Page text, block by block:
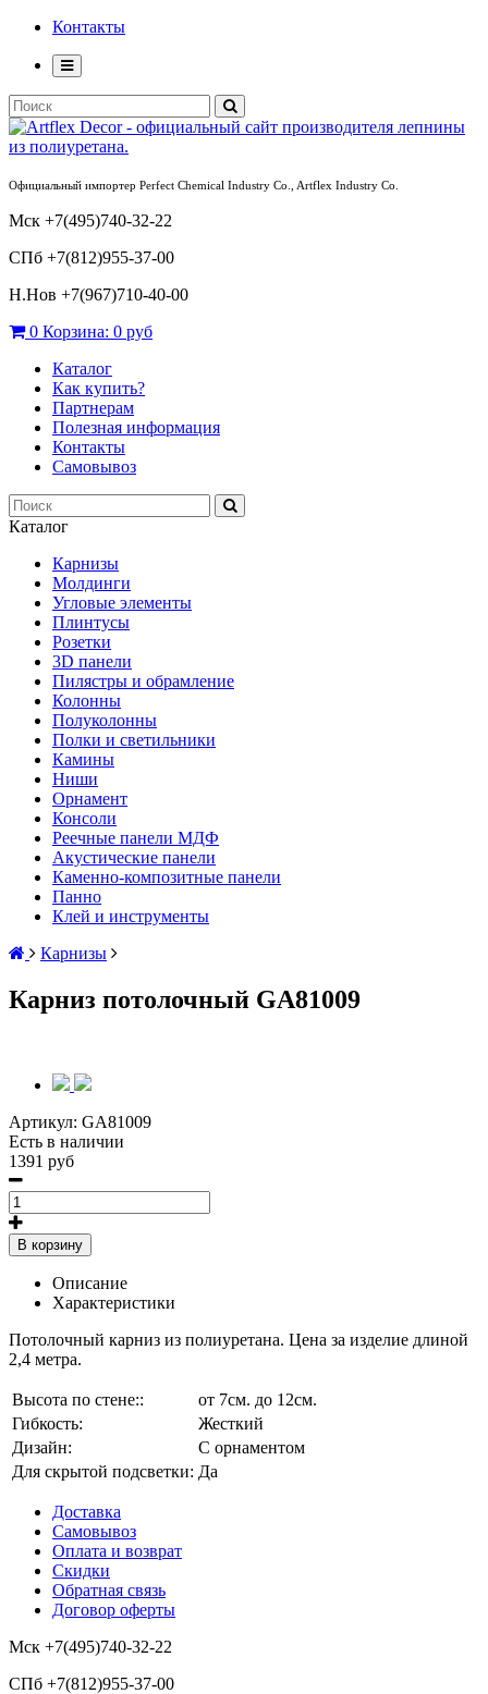
Контакты
Официальный импортер Perfect Chemical Industry Co., Artflex Industry Co.
Мск +7(495)740-32-22
СПб +7(812)955-37-00
Н.Нов +7(967)710-40-00
0 Корзина: 0 руб
Каталог
Как купить?
Партнерам
Полезная информация
Контакты
Самовывоз
Каталог
Карнизы
Молдинги
Угловые элементы
Плинтусы
Розетки
3D панели
Пилястры и обрамление
Колонны
Полуколонны
Полки и светильники
Камины
Ниши
Орнамент
Консоли
Реечные панели МДФ
Акустические панели
Каменно-композитные панели
Панно
Клей и инструменты
Карнизы
Карниз потолочный GA81009
Артикул: GA81009
Есть в наличии
1391 руб
В корзину
Описание
Характеристики
Потолочный карниз из полиуретана. Цена за изделие длиной
2,4 метра.
Высота по стене::
от 7см. до 12см.
Гибкость:
Жесткий
Дизайн:
С орнаментом
Для скрытой подсветки: Да
Доставка
Самовывоз
Оплата и возврат
Скидки
Обратная связь
Договор оферты
Мск +7(495)740-32-22
СПб +7(812)955-37-00